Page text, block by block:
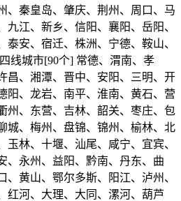
、秦皇岛、肇庆、荆州、周口、马
九江、新乡、信阳、襄阳、岳阳、
泰安、宿迁、株洲、宁德、鞍山、
线城市[90个] 常德、渭南、孝
昌、湘潭、晋中、安阳、三明、开
阳、龙岩、南平、淮南、黄石、营
州、东营、吉林、韶关、枣庄、包
城、梅州、盘锦、锦州、榆林、北
玉林、十堰、汕尾、咸宁、宜宾、
、永州、益阳、黔南、丹东、曲
、黄山、鄂尔多斯、阳江、泸州、
红河、大理、大同、漯河、葫芦